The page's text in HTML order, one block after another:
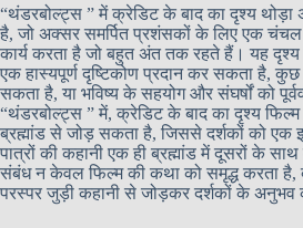
“थंडरबोल्ट्स ” में क्रेडिट के बाद का दृश्य थोड़ा
है, जो अक्सर समर्पित प्रशंसकों के लिए एक
कार्य करता है जो बहुत अंत तक रहते हैं। यह
एक हास्यपूर्ण दृष्टिकोण प्रदान कर सकता है,
सकता है, या भविष्य के सहयोग और संघर्षों को
“थंडरबोल्ट्स ” में, क्रेडिट के बाद का दृश्य फिल्म
ब्रह्मांड से जोड़ सकता है, जिससे दर्शकों को एक
पात्रों की कहानी एक ही ब्रह्मांड में दूसरों के
संबंध न केवल फिल्म की कथा को समृद्ध करता है,
परस्पर जुड़ी कहानी से जोड़कर दर्शकों के अनुभव